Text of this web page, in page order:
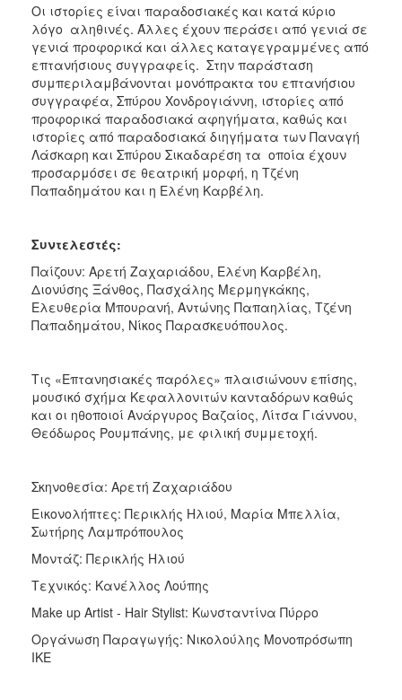
Οι ιστορίες είναι παραδοσιακές και κατά κύριο
λόγο αληθινές. Άλλες έχουν περάσει από γενιά σε
γενιά προφορικά και άλλες καταγεγραμμένες από
επτανήσιους συγγραφείς. Στην παράσταση
συμπεριλαμβάνονται μονόπρακτα του επτανήσιου
συγγραφέα, Σπύρου Χονδρογιάννη, ιστορίες από
προφορικά παραδοσιακά αφηγήματα, καθώς και
ιστορίες από παραδοσιακά διηγήματα των Παναγή
Λάσκαρη και Σπύρου Σικαδαρέση τα οποία έχουν
προσαρμόσει σε θεατρική μορφή, η Τζένη
Παπαδημάτου και η Ελένη Καρβέλη.
Συντελεστές:
Παίζουν: Αρετή Ζαχαριάδου, Ελένη Καρβέλη,
Διονύσης Ξάνθος, Πασχάλης Μερμηγκάκης,
Ελευθερία Μπουρανή, Αντώνης Παπαηλίας, Τζένη
Παπαδημάτου, Νίκος Παρασκευόπουλος.
Τις «Επτανησιακές παρόλες» πλαισιώνουν επίσης,
μουσικό σχήμα Κεφαλλονιτών κανταδόρων καθώς
και οι ηθοποιοί Ανάργυρος Βαζαίος, Λίτσα Γιάννου,
Θεόδωρος Ρουμπάνης, με φιλική συμμετοχή.
Σκηνοθεσία: Αρετή Ζαχαριάδου
Εικονολήπτες: Περικλής Ηλιού, Μαρία Μπελλία,
Σωτήρης Λαμπρόπουλος
Μοντάζ: Περικλής Ηλιού
Τεχνικός: Κανέλλος Λούπης
Make up Artist - Hair Stylist: Κωνσταντίνα Πύρρο
Οργάνωση Παραγωγής: Νικολούλης Μονοπρόσωπη
ΙΚΕ